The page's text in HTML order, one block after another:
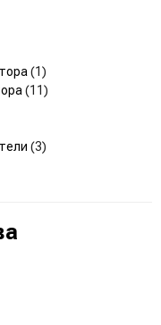
(1)
(11)
(3)